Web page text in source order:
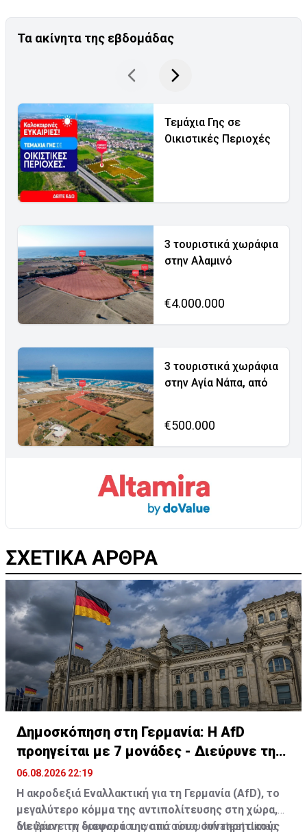
Τα ακίνητα της εβδομάδας
Τεμάχια Γης σε
Οικιστικές Περιοχές
3 τουριστικά χωράφια
στην Αλαμινό
€4.000.000
3 τουριστικά χωράφια
στην Αγία Νάπα, από
€500.000
ΣΧΕΤΙΚΑ ΑΡΘΡΑ
Δημοσκόπηση στη Γερμανία: Η AfD
προηγείται με 7 μονάδες - Διεύρυνε τη
διαφορά
06.08.2026 22:19
Η ακροδεξιά Εναλλακτική για τη Γερμανία (AfD), το
μεγαλύτερο κόμμα της αντιπολίτευσης στη χώρα,
διεύρυνε τη διαφορά της από τους συντηρητικούς
Με βάση την έρευνα του ινστιτούτου Infratest dimap